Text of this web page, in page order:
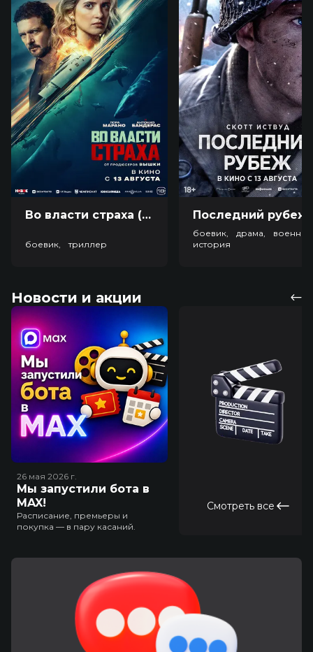
Во власти страха (18+)
боевик, триллер
боевик, драма,
история
Новости и акции
26 мая 2026 г.
Мы запустили бота в
MAX!
Расписание, премьеры и
покупка — в пару касаний.
Смотреть все